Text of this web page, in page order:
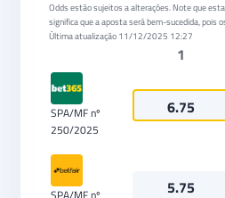
Odds estão sujeitos a alterações. Note que
significa que a aposta será bem-sucedida, pois
Última atualização 11/12/2025 12:27
1
SPA/MF nº
250/2025
6.75
5.75